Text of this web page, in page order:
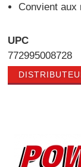
Convient aux
UPC
772995008728